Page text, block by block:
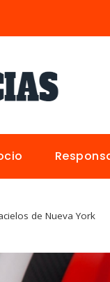
de Nueva York